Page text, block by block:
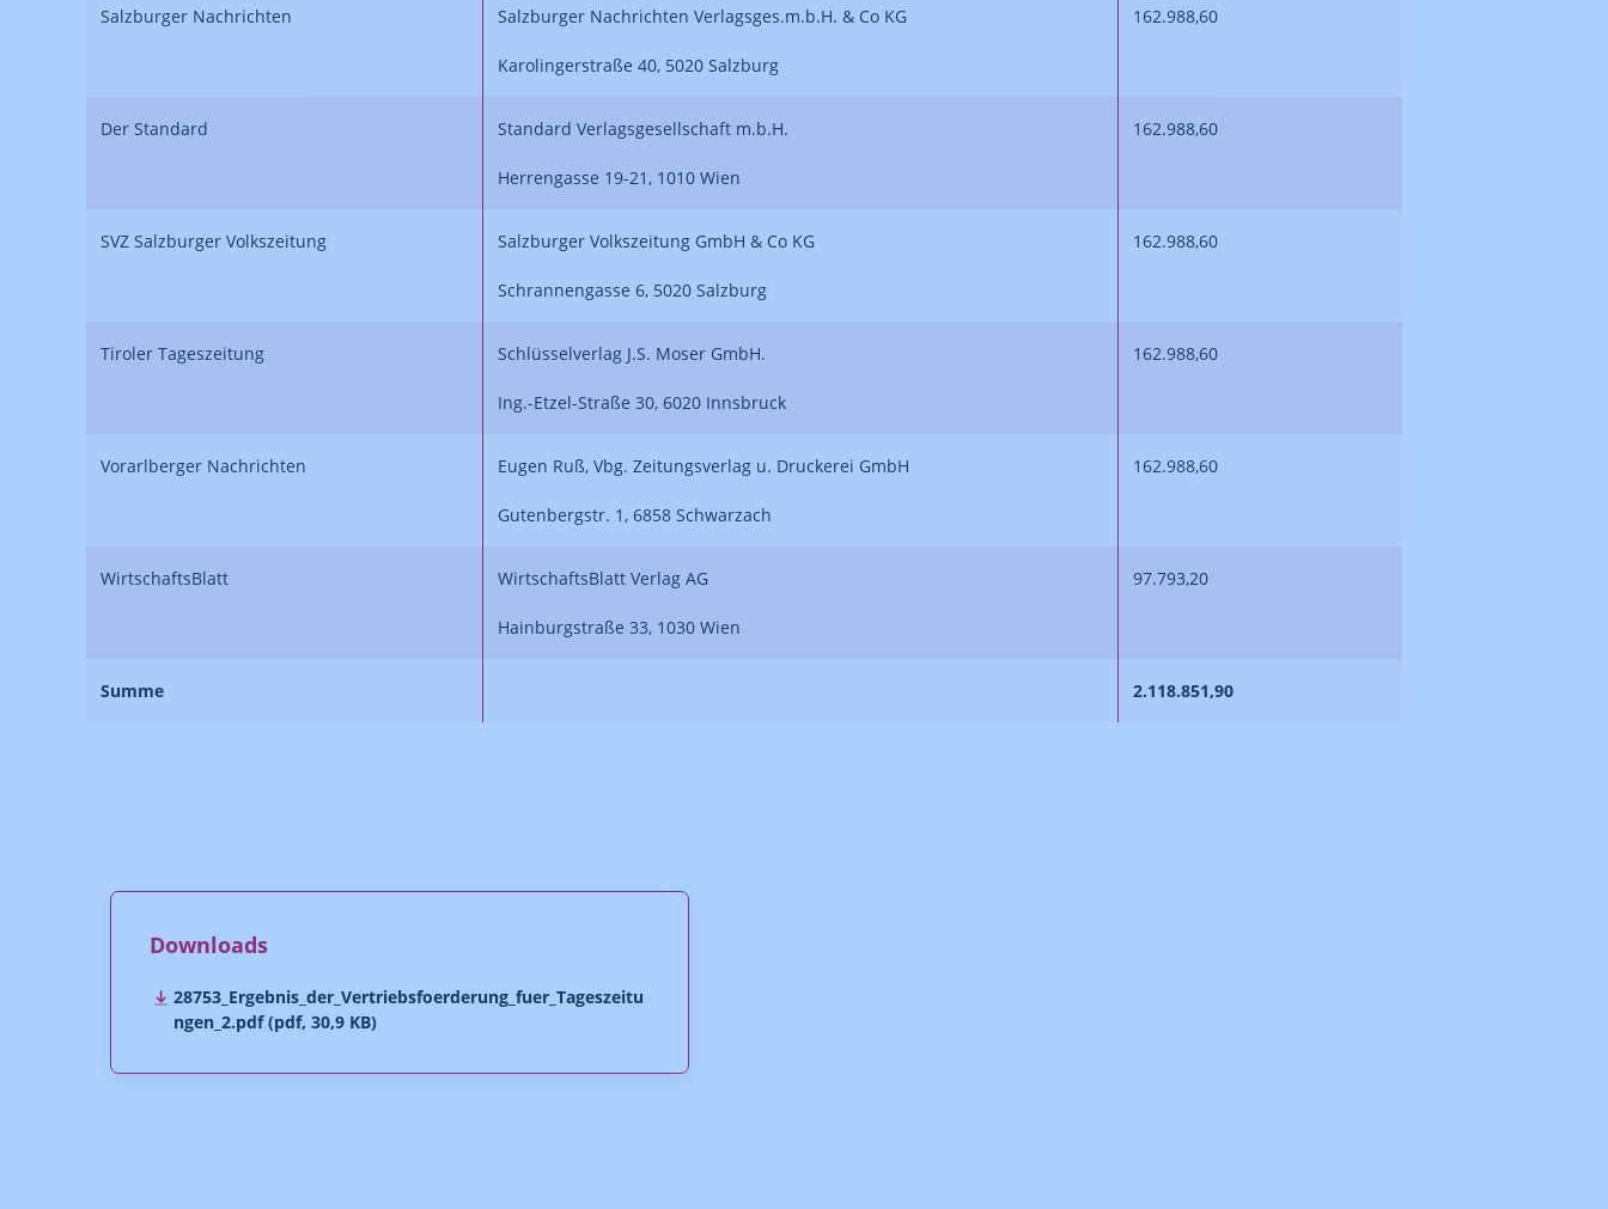
Salzburger Nachrichten Salzburger Nachrichten Verlagsges.m.b.H. & Co KG
Karolingerstraße 40, 5020 Salzburg
162.988,60
Der Standard Standard Verlagsgesellschaft m.b.H.
Herrengasse 19-21, 1010 Wien
162.988,60
SVZ Salzburger Volkszeitung Salzburger Volkszeitung GmbH & Co KG
Schrannengasse 6, 5020 Salzburg
162.988,60
Tiroler Tageszeitung Schlüsselverlag J.S. Moser GmbH.
Ing.-Etzel-Straße 30, 6020 Innsbruck
162.988,60
Vorarlberger Nachrichten Eugen Ruß, Vbg. Zeitungsverlag u. Druckerei GmbH
Gutenbergstr. 1, 6858 Schwarzach
162.988,60
WirtschaftsBlatt WirtschaftsBlatt Verlag AG
Hainburgstraße 33, 1030 Wien
97.793,20
Summe 2.118.851,90
Downloads
28753_Ergebnis_der_Vertriebsfoerderung_fuer_Tageszeitu
ngen_2.pdf (pdf, 30,9 KB)